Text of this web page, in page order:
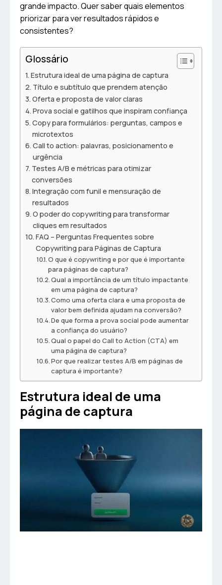
grande impacto. Quer saber quais elementos
priorizar para ver resultados rápidos e
consistentes?
Glossário
Estrutura ideal de uma página de captura
Título e subtítulo que prendem atenção
Oferta e proposta de valor claras
Prova social e gatilhos que inspiram confiança
Copy para formulários: perguntas, campos e
microtextos
Call to action: palavras, posicionamento e
urgência
Testes A/B e métricas para otimizar
conversões
Integração com funil e mensuração de
resultados
O poder do copywriting para transformar
cliques em resultados
FAQ – Perguntas Frequentes sobre
Copywriting para Páginas de Captura
O que é copywriting e por que é importante
para páginas de captura?
Qual a importância de um título impactante
em uma página de captura?
Como uma oferta clara e uma proposta de
valor bem definida ajudam na conversão?
De que forma a prova social pode aumentar
a confiança do usuário?
Qual o papel do Call to Action (CTA) em
uma página de captura?
Por que realizar testes A/B em páginas de
captura é importante?
Estrutura ideal de uma
página de captura